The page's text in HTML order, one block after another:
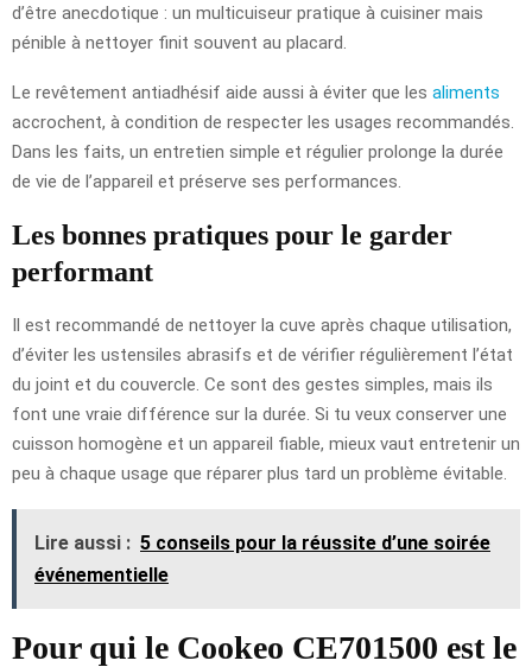
d’être anecdotique : un multicuiseur pratique à cuisiner mais
pénible à nettoyer finit souvent au placard.
Le revêtement antiadhésif aide aussi à éviter que les aliments
accrochent, à condition de respecter les usages recommandés.
Dans les faits, un entretien simple et régulier prolonge la durée
de vie de l’appareil et préserve ses performances.
Les bonnes pratiques pour le garder
performant
Il est recommandé de nettoyer la cuve après chaque utilisation,
d’éviter les ustensiles abrasifs et de vérifier régulièrement l’état
du joint et du couvercle. Ce sont des gestes simples, mais ils
font une vraie différence sur la durée. Si tu veux conserver une
cuisson homogène et un appareil fiable, mieux vaut entretenir un
peu à chaque usage que réparer plus tard un problème évitable.
Lire aussi : 5 conseils pour la réussite d’une soirée
événementielle
Pour qui le Cookeo CE701500 est le